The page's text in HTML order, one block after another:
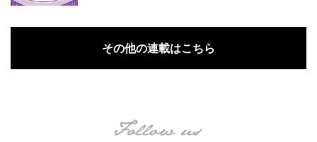
その他の連載はこちら